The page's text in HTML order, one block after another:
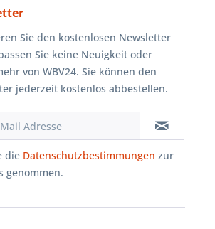
Sie den kostenlosen Newsletter
Sie keine Neuigkeit oder
von WBV24. Sie können den
jederzeit kostenlos abbestellen.
die Datenschutzbestimmungen zur
genommen.